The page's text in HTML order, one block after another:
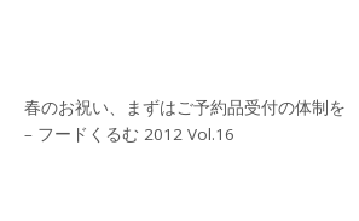
春のお祝い、まずはご予約品受付の体制を
– フードくるむ 2012 Vol.16